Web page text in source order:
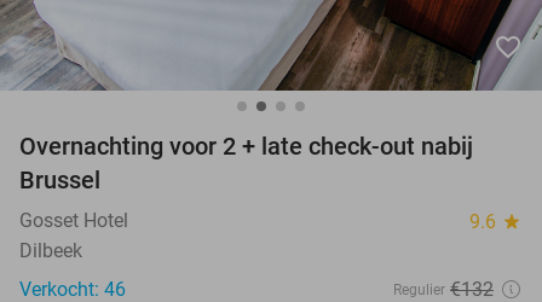
favorite_border
Overnachting voor 2 + late check-out nabij
Brussel
Gosset Hotel 9.6 star
Dilbeek
Verkocht: 46
Regulier €132